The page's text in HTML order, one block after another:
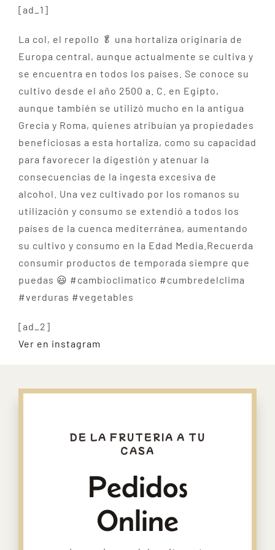
[ad_1]
La col, el repollo 🥬 una hortaliza originaria de
Europa central, aunque actualmente se cultiva y
se encuentra en todos los países. Se conoce su
cultivo desde el año 2500 a. C. en Egipto,
aunque también se utilizó mucho en la antigua
Grecia y Roma, quienes atribuían ya propiedades
beneficiosas a esta hortaliza, como su capacidad
para favorecer la digestión y atenuar la
consecuencias de la ingesta excesiva de
alcohol. Una vez cultivado por los romanos su
utilización y consumo se extendió a todos los
países de la cuenca mediterránea, aumentando
su cultivo y consumo en la Edad Media.Recuerda
consumir productos de temporada siempre que
puedas 😃 #cambioclimatico #cumbredelclima
#verduras #vegetables
[ad_2]
Ver en instagram
DE LA FRUTERIA A TU
CASA
Pedidos
Online